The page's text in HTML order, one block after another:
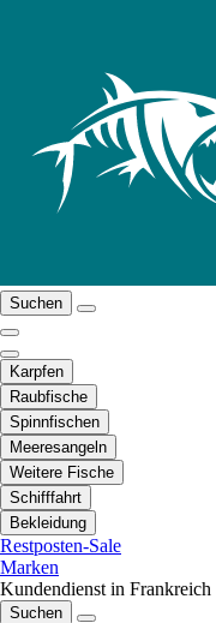
Suchen
Karpfen
Raubfische
Spinnfischen
Meeresangeln
Weitere Fische
Schifffahrt
Bekleidung
Restposten-Sale
Marken
Kundendienst in Frankreich
Suchen